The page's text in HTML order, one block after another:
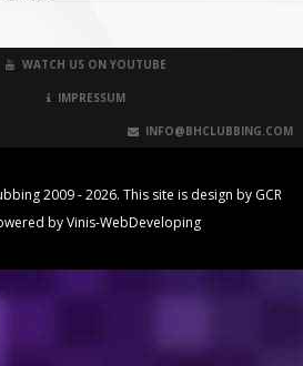
WATCH US ON YOUTUBE
IMPRESSUM
INFO@BHCLUBBING.COM
2009 - 2026. This site is design by GCR
byVinis-WebDeveloping